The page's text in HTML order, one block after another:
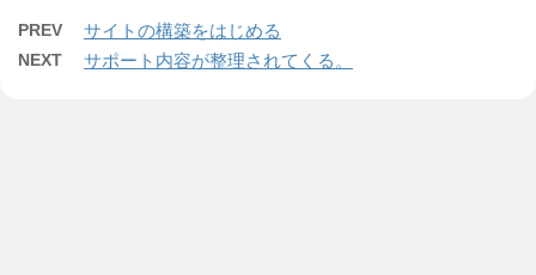
PREV サイトの構築をはじめる
NEXT サポート内容が整理されてくる。